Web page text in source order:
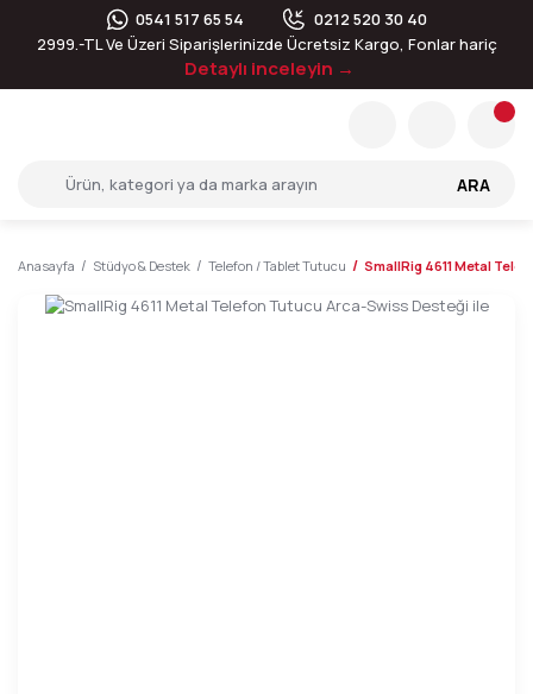
0541 517 65 54
0212 520 30 40
2999.-TL Ve Üzeri Siparişlerinizde Ücretsiz Kargo, Fonlar hariç
Detaylı inceleyin →
ARA
Anasayfa Stüdyo & Destek Telefon / Tablet Tutucu SmallRig 4611 Metal